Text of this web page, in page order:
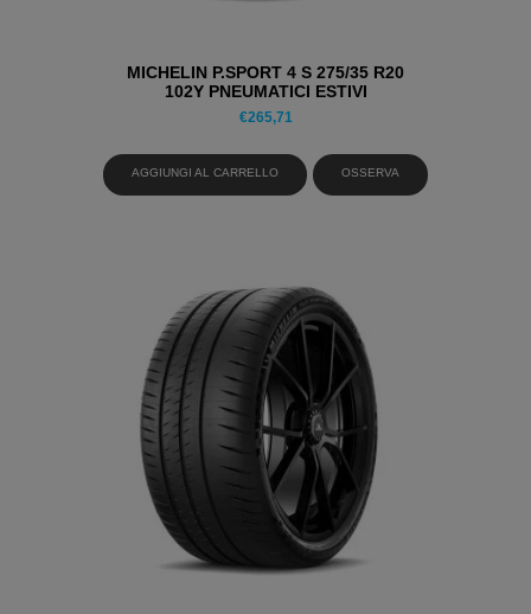
MICHELIN P.SPORT 4 S 275/35 R20
102Y PNEUMATICI ESTIVI
€265,71
AGGIUNGI AL CARRELLO OSSERVA